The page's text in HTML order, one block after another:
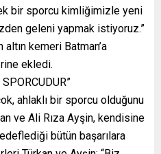
bir sporcu kimliğimizle yeni
geleni yapmak istiyoruz.”
kemeri Batman’a
ekledi.
ahlaklı bir sporcu olduğunu
ve Ali Rıza Ayşin, kendisine
bütün başarılara